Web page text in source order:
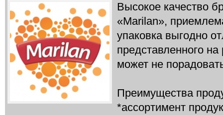
Высокое качество
«Marilan»,
упаковка выгодно
представленного
может не
Преимущества
*ассортимент